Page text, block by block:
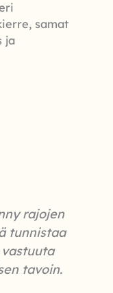
samat
ja
rajojen
tunnistaa
tavoin.